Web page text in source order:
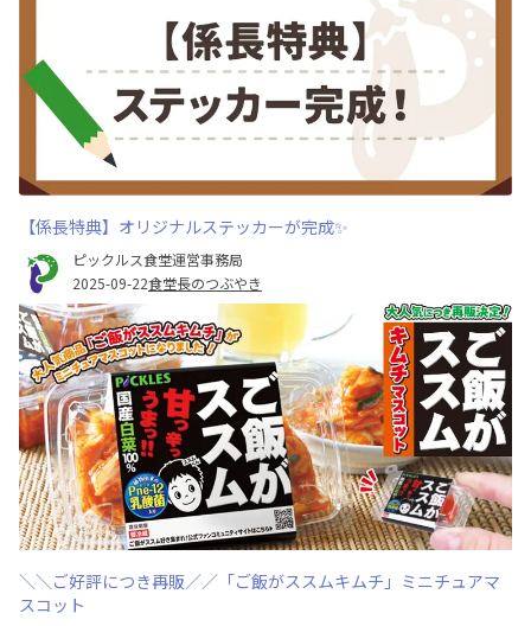
【係長特典】オリジナルステッカーが完成✨
ピックルス食堂運営事務局
2025-09-22食堂長のつぶやき
＼＼ご好評につき再販／／「ご飯がススムキムチ」ミニチュアマ
スコット